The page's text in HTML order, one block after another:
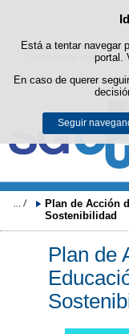
Este sitio web utiliza
cookies de terceiros
Pode obter máis
Está a tentar navegar
portal.
En caso de querer
Seguir
Plan de Acción
Sostenibilidad
Plan de